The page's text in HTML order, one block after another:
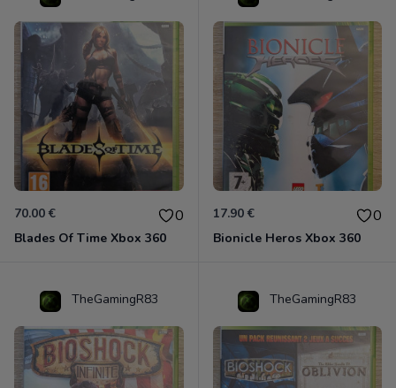
70.00 € 0
Blades Of Time Xbox 360
17.90 € 0
Bionicle Heros Xbox 360
TheGamingR83 TheGamingR83